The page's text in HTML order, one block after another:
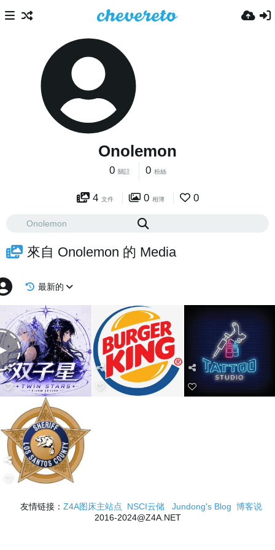
Onolemon
0 關註 0 粉絲
4 文件 0 相簿 0
來自 Onolemon 的 Media
最新的
友情链接： Z4A图床主站点 NSCI云储 Jundong's Blog 博客说
2016-2024@Z4A.NET